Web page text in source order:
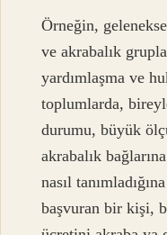
Örneğin,
ve akrabalık
yardımlaşma ve
toplumlarda,
durumu, büyük
akrabalık
nasıl
başvuran bir kişi,